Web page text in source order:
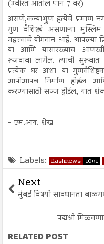
(उर्वरित आतील पान 7 वर)
असणे,कन्याभ्रुण हत्येचे प्रमाण
गुण वैशिष्ट्ये असणाऱ्या मुस्लिम
महत्त्वाचे योगदान आहे. आपल्या
या आणि यासारख्याच
रूजवावा लागेल. त्याची
प्रत्येक घर अशा या
आपोआपच निर्माण होईल
करण्यासाठी सज्ज होईल, यात
- एम.आय. शेख
Labels: flashnews 1091
Next
मुंबई विषयी सावधानता
पद्मश्री
RELATED POST